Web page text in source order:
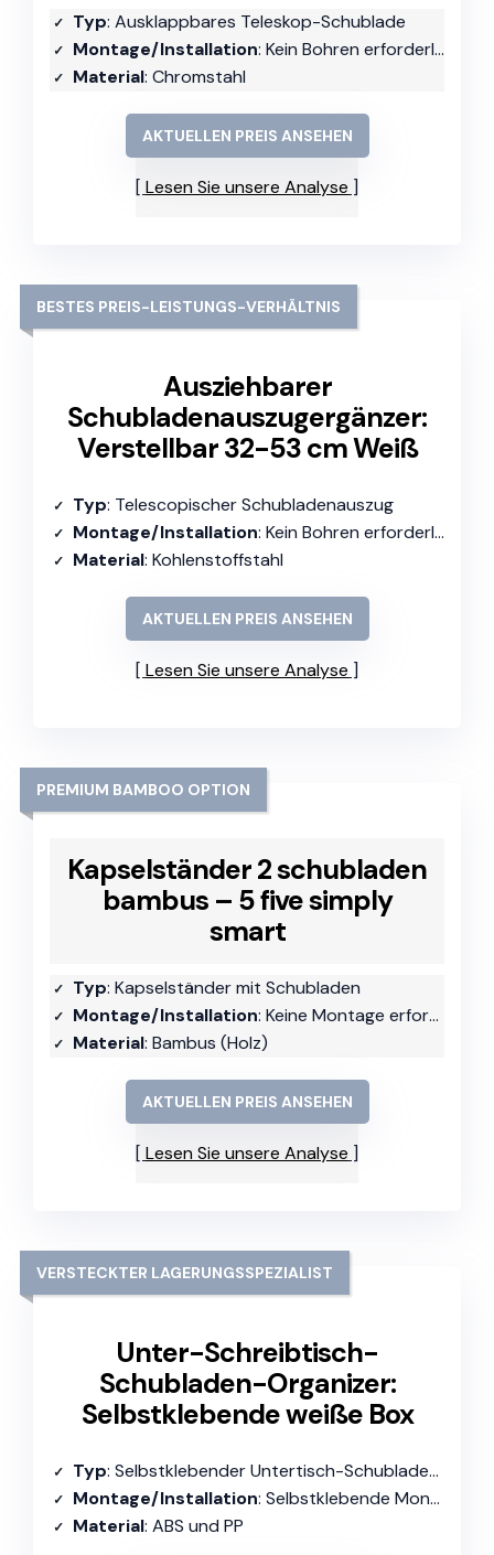
Typ: Ausklappbares Teleskop-Schublade
Montage/Installation: Kein Bohren erforderlich
Material: Chromstahl
AKTUELLEN PREIS ANSEHEN
Lesen Sie unsere Analyse
Ausziehbarer
Schubladenauszugergänzer:
Verstellbar 32-53 cm Weiß
BESTES PREIS-LEISTUNGS-VERHÄLTNIS
Typ: Telescopischer Schubladenauszug
Montage/Installation: Kein Bohren erforderlich
Material: Kohlenstoffstahl
AKTUELLEN PREIS ANSEHEN
Lesen Sie unsere Analyse
Kapselständer 2 schubladen
bambus – 5 five simply
smart
PREMIUM BAMBOO OPTION
Typ: Kapselständer mit Schubladen
Montage/Installation: Keine Montage erforderlich
Material: Bambus (Holz)
AKTUELLEN PREIS ANSEHEN
Lesen Sie unsere Analyse
Unter-Schreibtisch-
Schubladen-Organizer:
Selbstklebende weiße Box
VERSTECKTER LAGERUNGSSPEZIALIST
Typ: Selbstklebender Untertisch-Schubladenorganizer
Montage/Installation: Selbstklebende Montage
Material: ABS und PP